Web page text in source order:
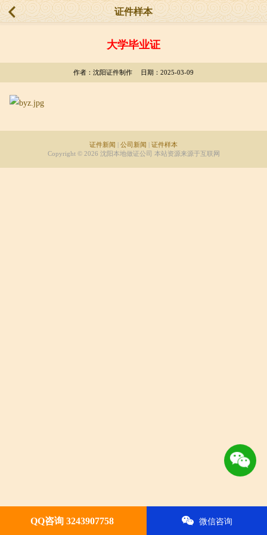
证件样本
大学毕业证
作者：沈阳证件制作 日期：2025-03-09
证件新闻 | 公司新闻 | 证件样本
Copyright © 2026 沈阳本地做证公司 本站资源来源于互联网
QQ咨询 3243907758 微信咨询